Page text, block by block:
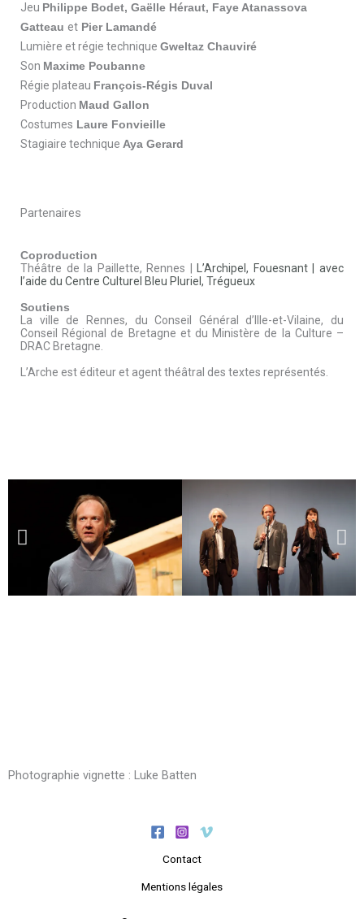
Jeu Philippe Bodet, Gaëlle Héraut, Faye Atanassova
Gatteau et Pier Lamandé
Lumière et régie technique Gweltaz Chauviré
Son Maxime Poubanne
Régie plateau François-Régis Duval
Production Maud Gallon
Costumes Laure Fonvieille
Stagiaire technique Aya Gerard
Partenaires
Coproduction
Théâtre de la Paillette, Rennes |
L’Archipel, Fouesnant |avec
l’aide du Centre Culturel Bleu Pluriel, Trégueux
Soutiens
La ville de Rennes, du Conseil Général d’Ille-et-Vilaine, du
Conseil Régional de Bretagne et du Ministère de la Culture –
DRAC Bretagne.
L’Arche est éditeur et agent théâtral des textes représentés.
Photographie vignette : Luke Batten
Contact
Mentions légales